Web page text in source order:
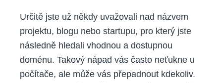
Určitě jste už někdy uvažovali nad názvem
projektu, blogu nebo startupu, pro který jste
následně hledali vhodnou a dostupnou
doménu. Takový nápad vás často neťukne u
počítače, ale může vás přepadnout kdekoliv.